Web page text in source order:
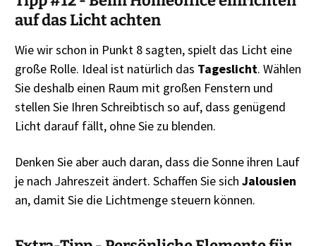
auf das Licht achten
Wie wir schon in Punkt 8 sagten, spielt das Licht eine
große Rolle. Ideal ist natürlich das Tageslicht. Wählen
Sie deshalb einen Raum mit großen Fenstern und
stellen Sie Ihren Schreibtisch so auf, dass genügend
Licht darauf fällt, ohne Sie zu blenden.
Denken Sie aber auch daran, dass die Sonne ihren Lauf
je nach Jahreszeit ändert. Schaffen Sie sich Jalousien
an, damit Sie die Lichtmenge steuern können.